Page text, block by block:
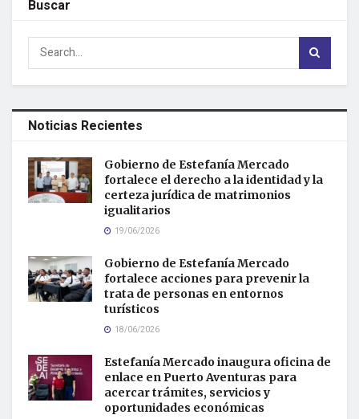
Buscar
Noticias Recientes
Gobierno de Estefanía Mercado
fortalece el derecho a la identidad y la
certeza jurídica de matrimonios
igualitarios
19/06/2026
Gobierno de Estefanía Mercado
fortalece acciones para prevenir la
trata de personas en entornos
turísticos
18/06/2026
Estefanía Mercado inaugura oficina de
enlace en Puerto Aventuras para
acercar trámites, servicios y
oportunidades económicas